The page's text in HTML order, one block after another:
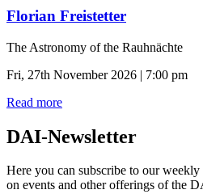
Florian Freistetter
The Astronomy of the Rauhnächte
Fri, 27th November 2026 | 7:00 pm
Read more
DAI-Newsletter
Here you can subscribe to our
on events and other offerings of the